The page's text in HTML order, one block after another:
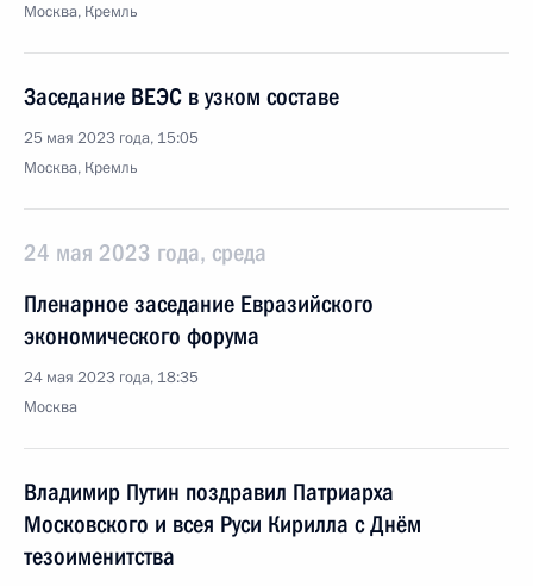
Москва, Кремль
Заседание ВЕЭС в узком составе
25 мая 2023 года, 15:05
Москва, Кремль
24 мая 2023 года, среда
Пленарное заседание Евразийского
экономического форума
24 мая 2023 года, 18:35
Москва
Владимир Путин поздравил Патриарха
Московского и всея Руси Кирилла с Днём
тезоименитства